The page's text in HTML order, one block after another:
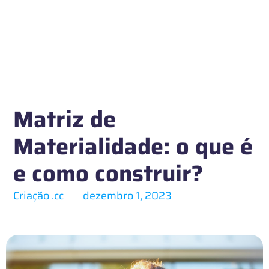
Matriz de
Materialidade: o que é
e como construir?
Criação .cc dezembro 1, 2023